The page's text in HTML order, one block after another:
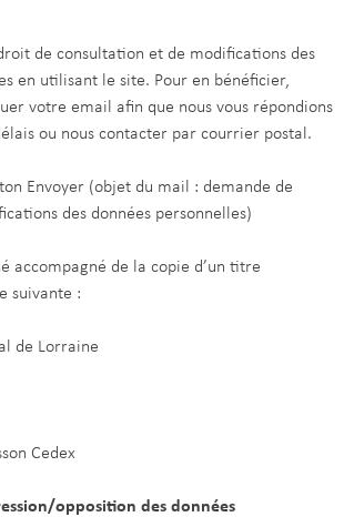
de consultation et de modifications des
en utilisant le site. Pour en bénéficier,
votre email afin que nous vous répondions
ou nous contacter par courrier postal.
Envoyer (objet du mail : demande de
des données personnelles)
accompagné de la copie d’un titre
suivante :
de Lorraine
Cedex
opposition des données